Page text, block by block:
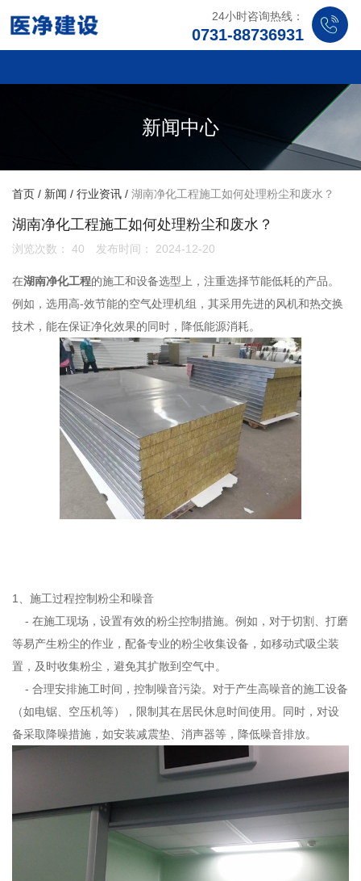
24小时咨询热线：
0731-88736931
新闻中心
首页 / 新闻 / 行业资讯 / 湖南净化工程施工如何处理粉尘和废水？
湖南净化工程施工如何处理粉尘和废水？
浏览次数： 40 发布时间： 2024-12-20
在湖南净化工程的施工和设备选型上，注重选择节能低耗的产品。
例如，选用高-效节能的空气处理机组，其采用先进的风机和热交换
技术，能在保证净化效果的同时，降低能源消耗。
1、施工过程控制粉尘和噪音
- 在施工现场，设置有效的粉尘控制措施。例如，对于切割、打磨
等易产生粉尘的作业，配备专业的粉尘收集设备，如移动式吸尘装
置，及时收集粉尘，避免其扩散到空气中。
- 合理安排施工时间，控制噪音污染。对于产生高噪音的施工设备
（如电锯、空压机等），限制其在居民休息时间使用。同时，对设
备采取降噪措施，如安装减震垫、消声器等，降低噪音排放。